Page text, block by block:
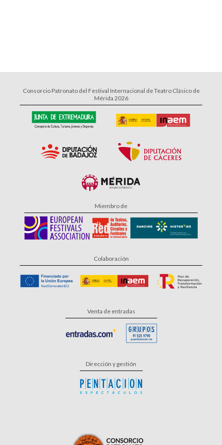
Consorcio Patronato del Festival Internacional de Teatro Clásico de
Mérida 2026
Miembro de
Colaboración
Venta de entradas
Dirección y gestión